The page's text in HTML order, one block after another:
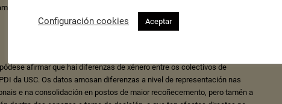
as inercias do sistema universitario. O informe pode consultarse no
afirmar que hai diferenzas de xénero entre os colectivos de
da USC. Os datos amosan diferenzas a nivel de representación nas
e na consolidación en postos de maior recoñecemento, pero tamén a
Configuración cookies Aceptar